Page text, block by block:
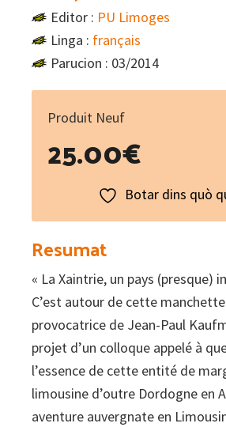
Editor : PU Limoges
Linga : français
Parucion : 03/2014
Produit Neuf
25.00€
Botar dins quò
Resumat
« La Xaintrie, un pays (presque)
C’est autour de cette
provocatrice de Jean-Paul
projet d’un colloque appelé à
l’essence de cette entité de
limousine d’outre Dordogne en
aventure auvergnate en